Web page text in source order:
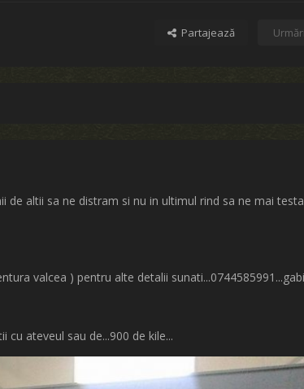
Partajează
de altii sa ne distram si nu in ultimul rind sa ne mai
valcea ) pentru alte detalii
cu ateveul sau de...900 de kile...